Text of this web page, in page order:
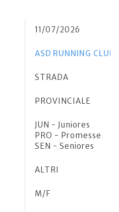
11/07/2026
ASD RUNNING CLUB
STRADA
PROVINCIALE
JUN - Juniores
PRO - Promesse
SEN - Seniores
ALTRI
M/F